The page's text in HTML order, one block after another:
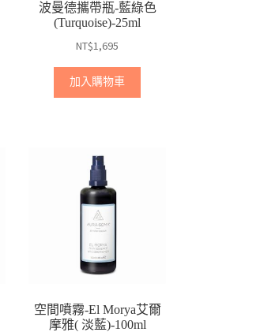
波曼德攜帶瓶-藍綠色
(Turquoise)-25ml
NT$1,695
加入購物車
空間噴霧-El Morya艾爾
摩雅( 淡藍)-100ml